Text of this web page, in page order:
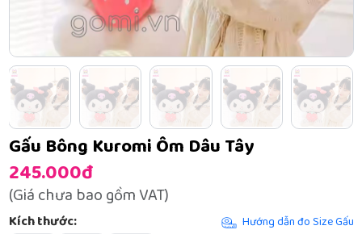
Gấu Bông Kuromi Ôm Dâu Tây
245.000đ
(Giá chưa bao gồm VAT)
Kích thước:
Hướng dẫn đo Size Gấu